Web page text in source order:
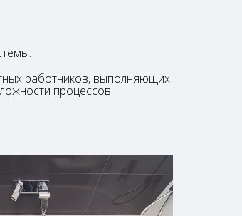
работников, выполняющих
процессов.